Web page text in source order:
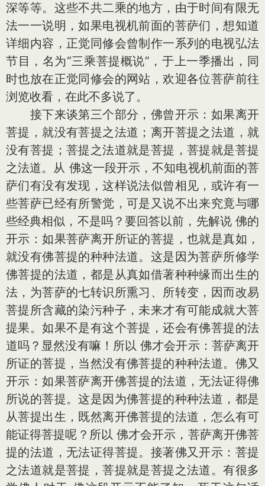
深等等。这些不共二乘的地方，由于时间有限无
法一一说明，如果电视机前面的菩萨们，想知道
详细内容，正觉同修会曾制作一系列的电视弘法
节目，名为“三乘菩提概说”，于上一季播出，同
时也放在正觉同修会的网站，欢迎各位菩萨前往
浏览收看，在此不多说了。
接下来谈第三个部分，佛曾开示：如果离开
菩提，就没有菩提之法道；离开菩提之法道，就
没有菩提；菩提之法道就是菩提，菩提就是菩提
之法道。从 佛这一段开示，不知电视机前面的菩
萨们有没有发现，这样说法似曾相见，或许有一
些菩萨已经有所警觉，可是又说不出来究竟与哪
些经典相似，不是吗？要回答以前，先解说 佛的
开示：如果菩萨离开所证的菩提，也就是真如，
就没有佛菩提的种种法道。这是因为菩萨所修学
佛菩提的法道，都是从真如借著种种缘而出生的
法，为菩萨的七转识所熏习、所转变，因而改易
菩提所含藏的染污种子，未来才有可能成就大菩
提果。如果不是有这个菩提，还会有佛菩提的法
道吗？显然没有嘛！所以 佛才会开示：菩萨离开
所证的菩提，当然没有佛菩提的种种法道。佛又
开示：如果菩萨离开佛菩提的法道，无法证得佛
所说的菩提。这是因为佛菩提的种种法道，都是
从菩提出生，既然离开佛菩提的法道，怎么有可
能证得菩提呢？所以 佛才会开示，菩萨离开佛菩
提的法道，无法证得菩提。接著佛又开示：菩提
之法道就是菩提，菩提就是菩提之法道。有很多